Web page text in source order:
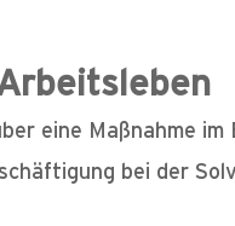
eine Maßnahme
bei der